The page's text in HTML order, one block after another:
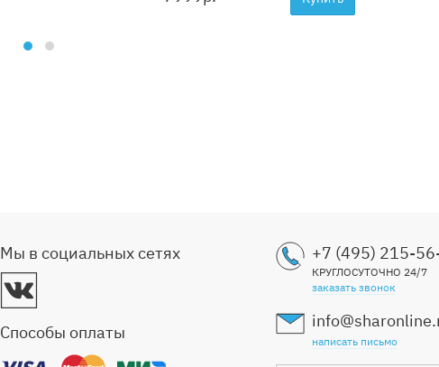
Мы в социальных сетях
Способы оплаты
+7 (495) 215-
КРУГЛОСУТОЧНО 24/7
заказать звонок
написать письмо